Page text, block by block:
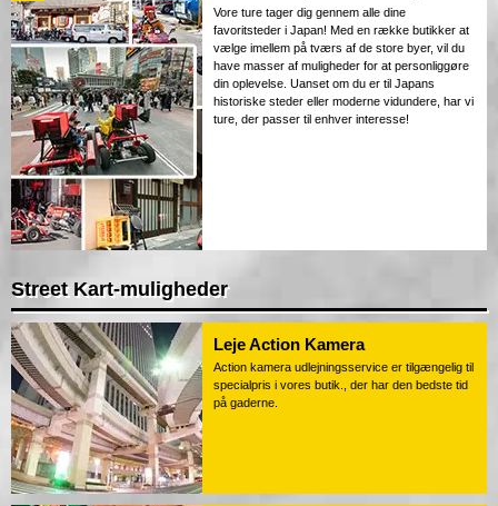
Vore ture tager dig gennem alle dine
favoritsteder i Japan! Med en række butikker at
vælge imellem på tværs af de store byer, vil du
have masser af muligheder for at personliggøre
din oplevelse. Uanset om du er til Japans
historiske steder eller moderne vidundere, har vi
ture, der passer til enhver interesse!
Street Kart-muligheder
Leje Action Kamera
Action kamera udlejningsservice er tilgængelig til
specialpris i vores butik., der har den bedste tid
på gaderne.